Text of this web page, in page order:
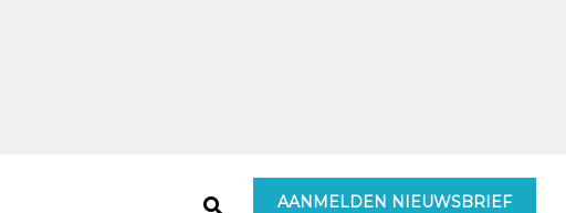
AANMELDEN NIEUWSBRIEF